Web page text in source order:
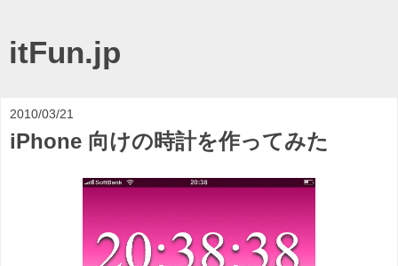
itFun.jp
2010/03/21
iPhone 向けの時計を作ってみた